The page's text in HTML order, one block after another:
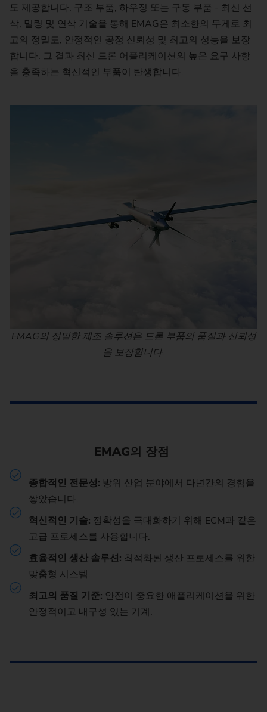
EMAG의 정밀한 제조 솔루션은 드론 부품의 품질과 신뢰성
을 보장합니다.
도 제공합니다. 구조 부품, 하우징 또는 구동 부품 - 최신 선
삭, 밀링 및 연삭 기술을 통해 EMAG은 최소한의 무게로 최
고의 정밀도, 안정적인 공정 신뢰성 및 최고의 성능을 보장
합니다. 그 결과 최신 드론 어플리케이션의 높은 요구 사항
을 충족하는 혁신적인 부품이 탄생합니다.
EMAG의 장점
종합적인 전문성: 방위 산업 분야에서 다년간의 경험을
쌓았습니다.
혁신적인 기술: 정확성을 극대화하기 위해 ECM과 같은
고급 프로세스를 사용합니다.
효율적인 생산 솔루션: 최적화된 생산 프로세스를 위한
맞춤형 시스템.
최고의 품질 기준: 안전이 중요한 애플리케이션을 위한
안정적이고 내구성 있는 기계.